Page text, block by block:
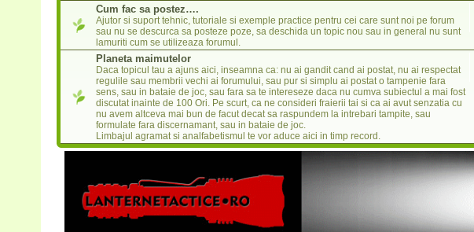
Cum fac sa postez….
Ajutor si suport tehnic, tutoriale si exemple practice pentru cei care sunt noi pe forum
sau nu se descurca sa posteze poze, sa deschida un topic nou sau in general nu sunt
lamuriti cum se utilizeaza forumul.
Planeta maimutelor
Daca topicul tau a ajuns aici, inseamna ca: nu ai gandit cand ai postat, nu ai respectat
regulile sau membrii vechi ai forumului, sau pur si simplu ai postat o tampenie fara
sens, sau in bataie de joc, sau fara sa te intereseze daca nu cumva subiectul a mai fost
discutat inainte de 100 Ori. Pe scurt, ca ne consideri fraierii tai si ca ai avut senzatia cu
nu avem altceva mai bun de facut decat sa raspundem la intrebari tampite, sau
formulate fara discernamant, sau in bataie de joc.
Limbajul agramat si analfabetismul te vor aduce aici in timp record.